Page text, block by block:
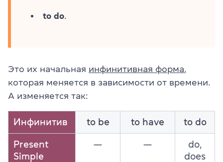
to do.
Это их начальная инфинитивная форма,
которая меняется в зависимости от времени.
А изменяется так:
Инфинитив to be to have to do
Present
Simple
— —
do,
does